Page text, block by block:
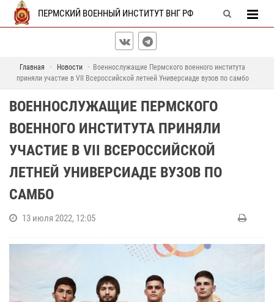
ПЕРМСКИЙ ВОЕННЫЙ ИНСТИТУТ ВНГ РФ
Главная Новости
Военнослужащие Пермского военного института
приняли участие в VII Всероссийской летней Универсиаде вузов по самбо
ВОЕННОСЛУЖАЩИЕ ПЕРМСКОГО
ВОЕННОГО ИНСТИТУТА ПРИНЯЛИ
УЧАСТИЕ В VII ВСЕРОССИЙСКОЙ
ЛЕТНЕЙ УНИВЕРСИАДЕ ВУЗОВ ПО
САМБО
13 июля 2022, 12:05